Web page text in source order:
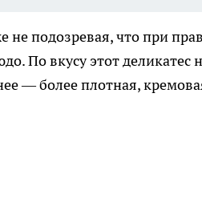
подозревая, что при
По вкусу этот деликатес
— более плотная,